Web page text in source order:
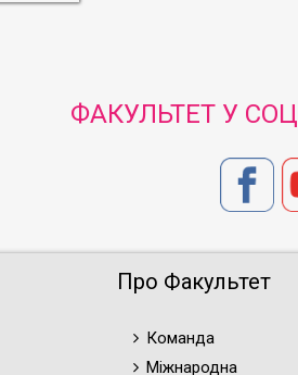
ФАКУЛЬТЕТ У
Про Факультет
Команда
Міжнародна